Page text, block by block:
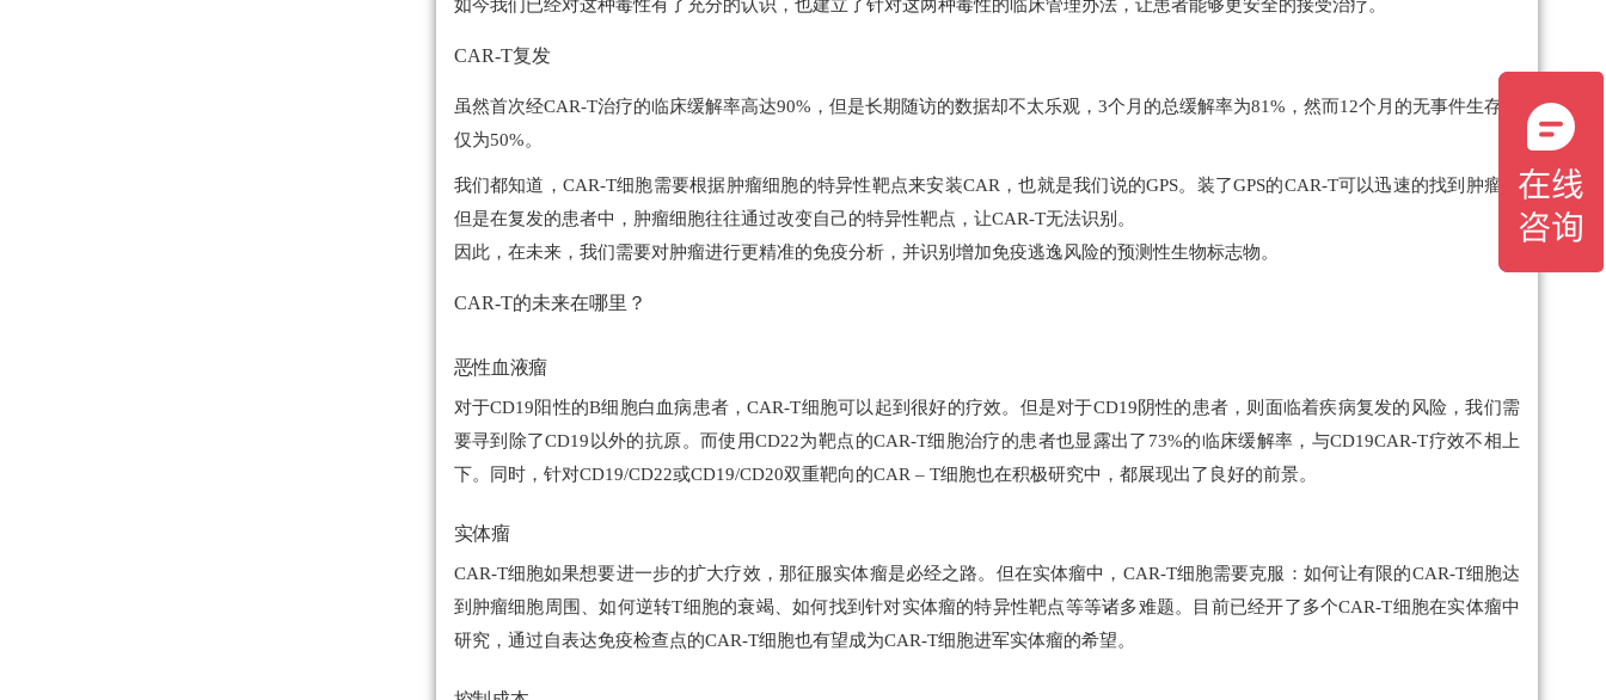
如今我们已经对这种毒性有了充分的认识，也建立了针对这两种毒性的临床管理办法，让患者能够更安全的接受治疗。
CAR-T复发
虽然首次经CAR-T治疗的临床缓解率高达90%，但是长期随访的数据却不太乐观，3个月的总缓解率为81%，然而12个月的无事件生存率
仅为50%。
我们都知道，CAR-T细胞需要根据肿瘤细胞的特异性靶点来安装CAR，也就是我们说的GPS。装了GPS的CAR-T可以迅速的找到肿瘤。
但是在复发的患者中，肿瘤细胞往往通过改变自己的特异性靶点，让CAR-T无法识别。
因此，在未来，我们需要对肿瘤进行更精准的免疫分析，并识别增加免疫逃逸风险的预测性生物标志物。
CAR-T的未来在哪里？
恶性血液瘤
对于CD19阳性的B细胞白血病患者，CAR-T细胞可以起到很好的疗效。但是对于CD19阴性的患者，则面临着疾病复发的风险，我们需
要寻到除了CD19以外的抗原。而使用CD22为靶点的CAR-T细胞治疗的患者也显露出了73%的临床缓解率，与CD19CAR-T疗效不相上
下。同时，针对CD19/CD22或CD19/CD20双重靶向的CAR – T细胞也在积极研究中，都展现出了良好的前景。
实体瘤
CAR-T细胞如果想要进一步的扩大疗效，那征服实体瘤是必经之路。但在实体瘤中，CAR-T细胞需要克服：如何让有限的CAR-T细胞达
到肿瘤细胞周围、如何逆转T细胞的衰竭、如何找到针对实体瘤的特异性靶点等等诸多难题。目前已经开了多个CAR-T细胞在实体瘤中
研究，通过自表达免疫检查点的CAR-T细胞也有望成为CAR-T细胞进军实体瘤的希望。